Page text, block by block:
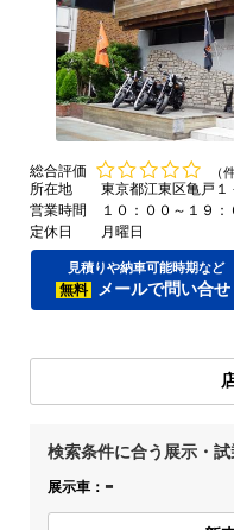
総合評価 （
所在地
東京都江東区亀戸１
営業時間
１０：００～１９：
定休日
月曜日
見積りや納車可能時期など
無料 メールで問い合せ
検索条件に合う展示・
展示車： -